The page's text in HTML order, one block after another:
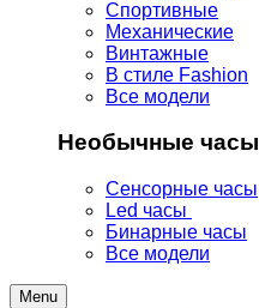
Спортивные
Механические
Винтажные
В стиле Fashion
Все модели
Необычные часы
Сенсорные часы
Led часы
Бинарные часы
Все модели
Menu